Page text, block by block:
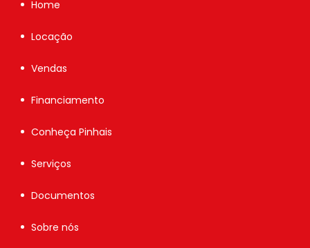
Home
Locação
Vendas
Financiamento
Conheça Pinhais
Serviços
Documentos
Sobre nós